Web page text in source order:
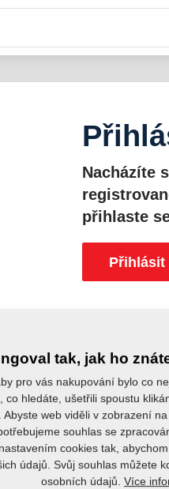
Nacházíte
přihlaste
Přihlásit
tak, jak ho
pro vás nakupování bylo co
co hledáte, ušetřili spoustu
web viděli v zobrazení
souhlas se
cookies tak,
údajů. Svůj souhlas můžete
osobních údajů. Více